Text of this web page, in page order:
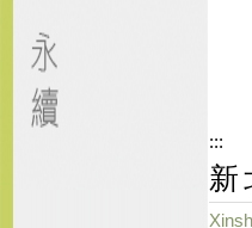
:::
新